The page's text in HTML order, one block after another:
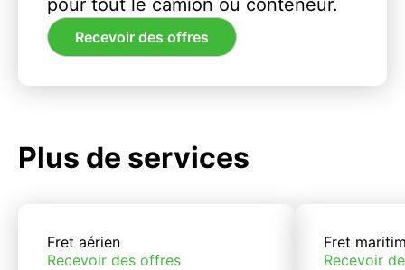
pour tout le camion ou conteneur.
Recevoir des offres
Plus de services
Fret aérien
Recevoir des offres
Fret
Recevoir